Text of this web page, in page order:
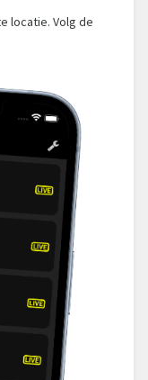
locatie. Volg de